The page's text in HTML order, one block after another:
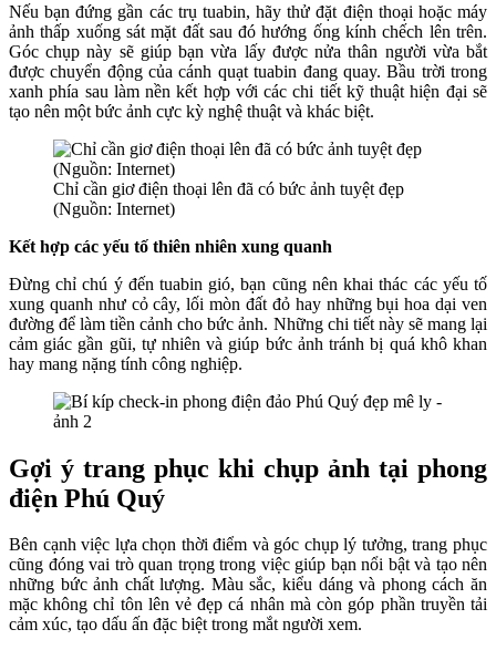
Nếu bạn đứng gần các trụ tuabin, hãy thử đặt điện thoại hoặc máy
ảnh thấp xuống sát mặt đất sau đó hướng ống kính chếch lên trên.
Góc chụp này sẽ giúp bạn vừa lấy được nửa thân người vừa bắt
được chuyển động của cánh quạt tuabin đang quay. Bầu trời trong
xanh phía sau làm nền kết hợp với các chi tiết kỹ thuật hiện đại sẽ
tạo nên một bức ảnh cực kỳ nghệ thuật và khác biệt.
Chỉ cần giơ điện thoại lên đã có bức ảnh tuyệt đẹp
(Nguồn: Internet)
Kết hợp các yếu tố thiên nhiên xung quanh
Đừng chỉ chú ý đến tuabin gió, bạn cũng nên khai thác các yếu tố
xung quanh như cỏ cây, lối mòn đất đỏ hay những bụi hoa dại ven
đường để làm tiền cảnh cho bức ảnh. Những chi tiết này sẽ mang lại
cảm giác gần gũi, tự nhiên và giúp bức ảnh tránh bị quá khô khan
hay mang nặng tính công nghiệp.
Gợi ý trang phục khi chụp ảnh tại phong
điện Phú Quý
Bên cạnh việc lựa chọn thời điểm và góc chụp lý tưởng, trang phục
cũng đóng vai trò quan trọng trong việc giúp bạn nổi bật và tạo nên
những bức ảnh chất lượng. Màu sắc, kiểu dáng và phong cách ăn
mặc không chỉ tôn lên vẻ đẹp cá nhân mà còn góp phần truyền tải
cảm xúc, tạo dấu ấn đặc biệt trong mắt người xem.